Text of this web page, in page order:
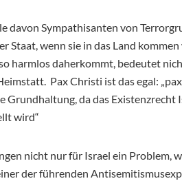
davon Sympathisanten von
Staat, wenn sie in das Land
harmlos daherkommt, bedeutet
Pax Christi ist das egal:
Grundhaltung, da das Existenzrecht
wird“
nicht nur für Israel ein Problem,
der führenden